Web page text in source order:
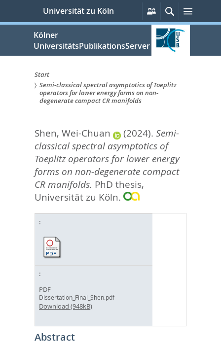
springen
Universität zu Köln
Persönliche
Services
Suche
Kölner
UniversitätsPublikationsServer
Sie
sind
hier:
Start
Semi-classical spectral asymptotics of Toeplitz
operators for lower energy forms on non-
degenerate compact CR manifolds
Shen, Wei-Chuan (2024). Semi-
classical spectral asymptotics of
Toeplitz operators for lower energy
forms on non-degenerate compact
CR manifolds. PhD thesis,
Universität zu Köln.
PDF
Dissertation_Final_Shen.pdf
Download (948kB)
Abstract